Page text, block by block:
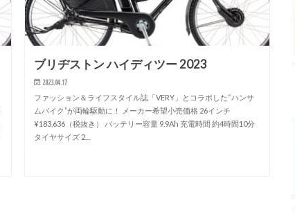
ブリヂストン ハイディツー 2023
2023.04.17
ファッション＆ライフスタイル誌「VERY」とコラボした“ハンサ
ムバイク”が両輪駆動に！ メーカー希望小売価格 26インチ
¥183,636（税抜き） バッテリー容量 9.9Ah 充電時間 約4時間10分
タイヤサイズ 2…